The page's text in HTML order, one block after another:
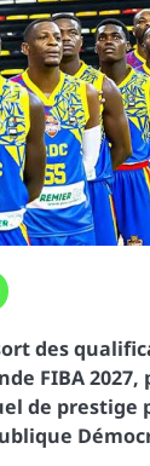
des
FIBA
de prestige